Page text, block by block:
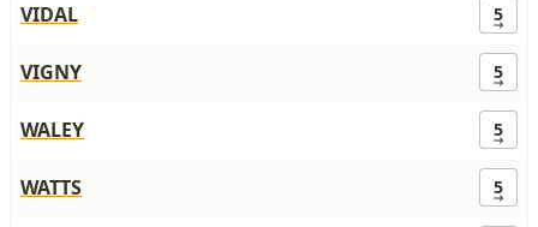
VIDAL 5
VIGNY 5
WALEY 5
WATTS 5